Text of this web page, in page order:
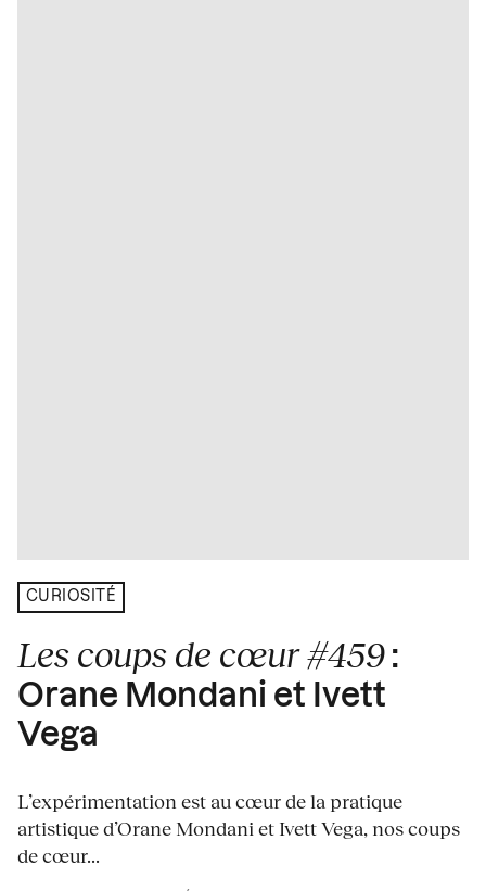
CURIOSITÉ
Les coups de cœur #459 :
Orane Mondani et Ivett
Vega
L’expérimentation est au cœur de la pratique
artistique d’Orane Mondani et Ivett Vega, nos coups
de cœur...